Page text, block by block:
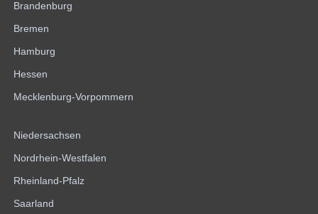
Brandenburg
Bremen
Hamburg
Hessen
Mecklenburg-Vorpommern
Niedersachsen
Nordrhein-Westfalen
Rheinland-Pfalz
Saarland